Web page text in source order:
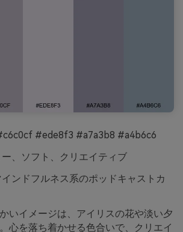
#ede8f3 #a7a3b8 #a4b6c6
ー、ソフト、クリエイティブ
インドフルネス系のポッドキャストカ
いイメージは、アイリスの花や淡い夕
心を落ち着かせる色合いで、クリエイ